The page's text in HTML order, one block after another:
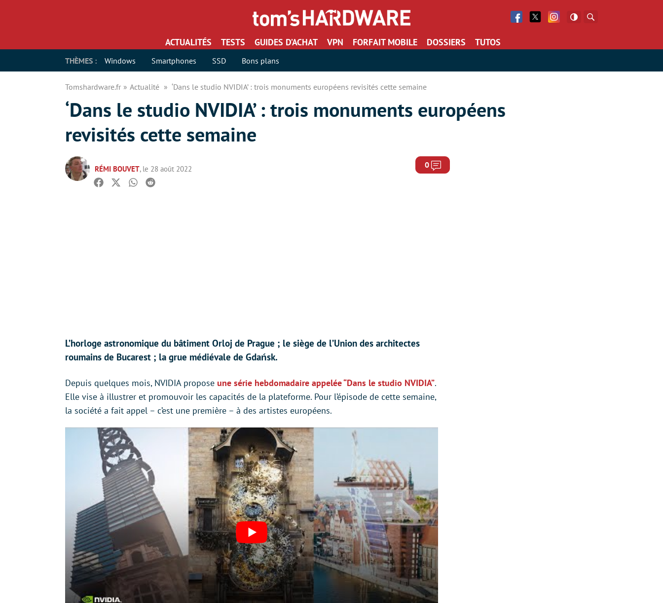
Facebook
Twitter Facebook
ACTUALITÉS TESTS GUIDES D’ACHAT VPN FORFAIT MOBILE DOSSIERS TUTOS
THÈMES : Windows Smartphones SSD Bons plans
Tomshardware.fr Actualité ‘Dans le studio NVIDIA’ : trois monuments européens revisités cette semaine
‘Dans le studio NVIDIA’ : trois monuments européens
revisités cette semaine
RÉMI BOUVET, le 28 août 2022 0 Commentaires
Facebook
TwitterWhatsapp
Reddit
L’horloge astronomique du bâtiment Orloj de Prague ; le siège de l’Union des architectes
roumains de Bucarest ; la grue médiévale de Gdańsk.
Depuis quelques mois, NVIDIA propose une série hebdomadaire appelée “Dans le studio NVIDIA”.
Elle vise à illustrer et promouvoir les capacités de la plateforme. Pour l’épisode de cette semaine,
la société a fait appel – c’est une première – à des artistes européens.